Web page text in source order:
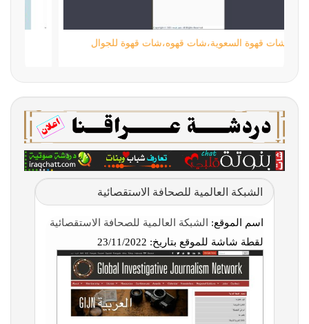
شات قهوة السعوية،شات قهوه،شات قهوة للجوال
الشبكة العالمية للصحافة الاستقصائية
اسم الموقع: الشبكة العالمية للصحافة الاستقصائية
لقطة شاشة للموقع بتاريخ: